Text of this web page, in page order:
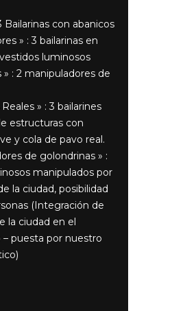
Bailarinas con abanicos
» : 3 bailarinas en
luminosos
» : 2 manipuladores de
» : 3 bailarines
estructuras con
y cola de pavo real.
de golondrinas » :
manipulados por
la ciudad, posibilidad
(Integración de
la ciudad en el
puesta por nuestro